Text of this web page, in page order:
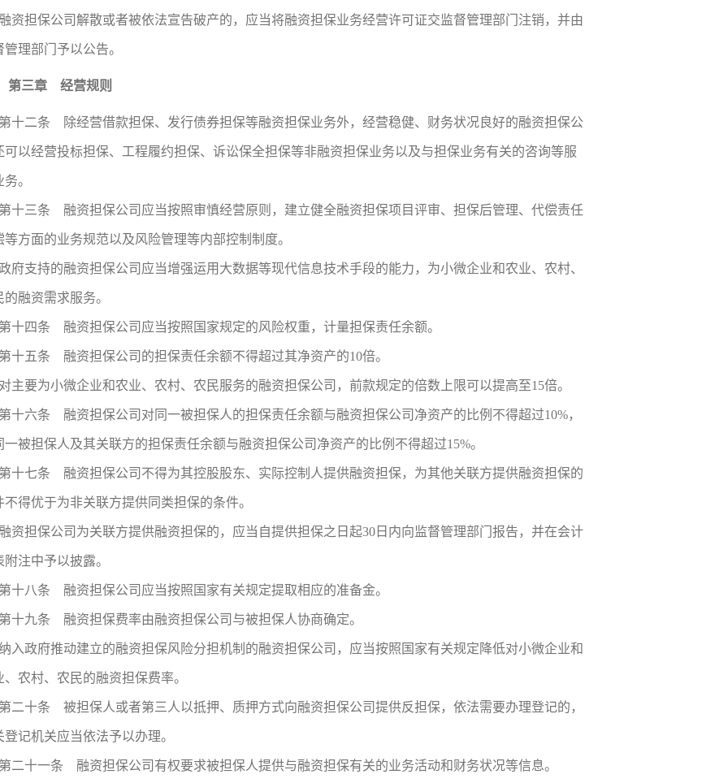
融资担保公司解散或者被依法宣告破产的，应当将融资担保业务经营许可证交监督管理部门注销，并由
管理部门予以公告。
第三章 经营规则
第十二条 除经营借款担保、发行债券担保等融资担保业务外，经营稳健、财务状况良好的融资担保公
可以经营投标担保、工程履约担保、诉讼保全担保等非融资担保业务以及与担保业务有关的咨询等服
。
第十三条 融资担保公司应当按照审慎经营原则，建立健全融资担保项目评审、担保后管理、代偿责任
等方面的业务规范以及风险管理等内部控制制度。
府支持的融资担保公司应当增强运用大数据等现代信息技术手段的能力，为小微企业和农业、农村、
的融资需求服务。
第十四条 融资担保公司应当按照国家规定的风险权重，计量担保责任余额。
第十五条 融资担保公司的担保责任余额不得超过其净资产的10倍。
对主要为小微企业和农业、农村、农民服务的融资担保公司，前款规定的倍数上限可以提高至15倍。
第十六条 融资担保公司对同一被担保人的担保责任余额与融资担保公司净资产的比例不得超过10%，
一被担保人及其关联方的担保责任余额与融资担保公司净资产的比例不得超过15%。
第十七条 融资担保公司不得为其控股股东、实际控制人提供融资担保，为其他关联方提供融资担保的
不得优于为非关联方提供同类担保的条件。
融资担保公司为关联方提供融资担保的，应当自提供担保之日起30日内向监督管理部门报告，并在会计
附注中予以披露。
第十八条 融资担保公司应当按照国家有关规定提取相应的准备金。
第十九条 融资担保费率由融资担保公司与被担保人协商确定。
入政府推动建立的融资担保风险分担机制的融资担保公司，应当按照国家有关规定降低对小微企业和
、农村、农民的融资担保费率。
第二十条 被担保人或者第三人以抵押、质押方式向融资担保公司提供反担保，依法需要办理登记的，
登记机关应当依法予以办理。
第二十一条 融资担保公司有权要求被担保人提供与融资担保有关的业务活动和财务状况等信息。